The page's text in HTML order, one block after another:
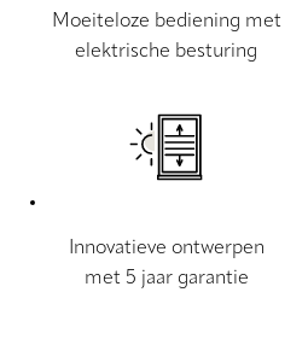
Moeiteloze bediening met
elektrische besturing
Innovatieve ontwerpen
met 5 jaar garantie